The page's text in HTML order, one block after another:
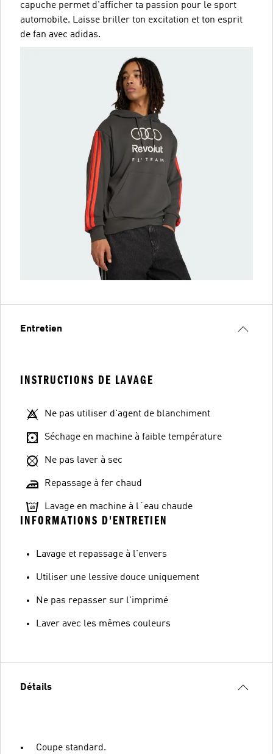
capuche permet d'afficher ta passion pour le sport
automobile. Laisse briller ton excitation et ton esprit
de fan avec adidas.
Entretien
INSTRUCTIONS DE LAVAGE
Ne pas utiliser d'agent de blanchiment
Séchage en machine à faible température
Ne pas laver à sec
Repassage à fer chaud
Lavage en machine à l´eau chaude
INFORMATIONS D'ENTRETIEN
Lavage et repassage à l'envers
Utiliser une lessive douce uniquement
Ne pas repasser sur l'imprimé
Laver avec les mêmes couleurs
Détails
Coupe standard.